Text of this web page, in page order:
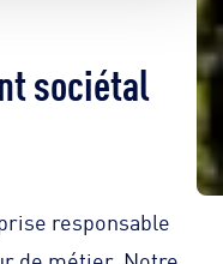
sociétal
responsable